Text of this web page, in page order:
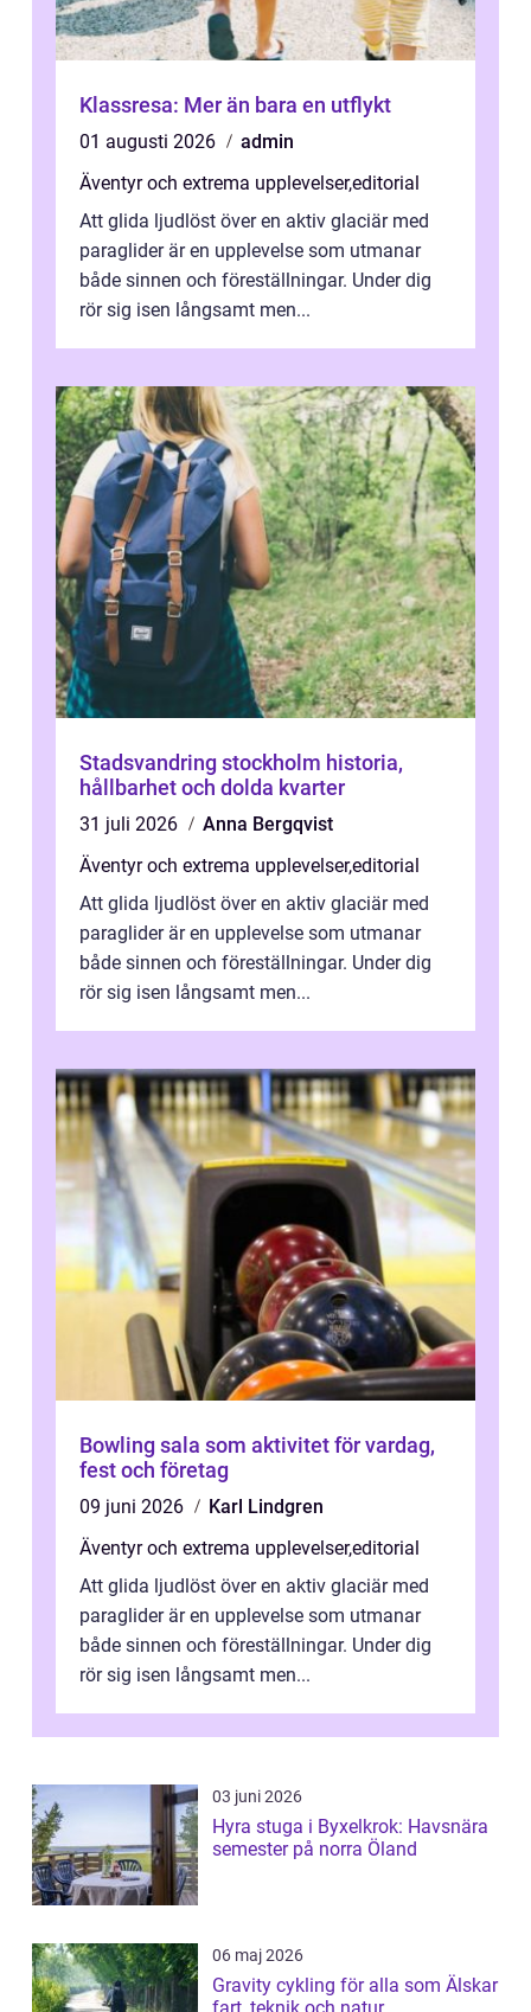
Klassresa: Mer än bara en utflykt
01 augusti 2026
admin
Äventyr och extrema upplevelser,editorial
Att glida ljudlöst över en aktiv glaciär med
paraglider är en upplevelse som utmanar
både sinnen och föreställningar. Under dig
rör sig isen långsamt men...
Stadsvandring stockholm historia,
hållbarhet och dolda kvarter
31 juli 2026
Anna Bergqvist
Äventyr och extrema upplevelser,editorial
Att glida ljudlöst över en aktiv glaciär med
paraglider är en upplevelse som utmanar
både sinnen och föreställningar. Under dig
rör sig isen långsamt men...
Bowling sala som aktivitet för vardag,
fest och företag
09 juni 2026
Karl Lindgren
Äventyr och extrema upplevelser,editorial
Att glida ljudlöst över en aktiv glaciär med
paraglider är en upplevelse som utmanar
både sinnen och föreställningar. Under dig
rör sig isen långsamt men...
03 juni 2026
Hyra stuga i Byxelkrok: Havsnära
semester på norra Öland
06 maj 2026
Gravity cykling för alla som Älskar
fart, teknik och natur